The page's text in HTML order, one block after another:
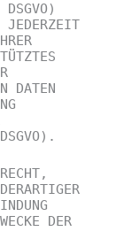
JEDERZEIT
DATEN
DER